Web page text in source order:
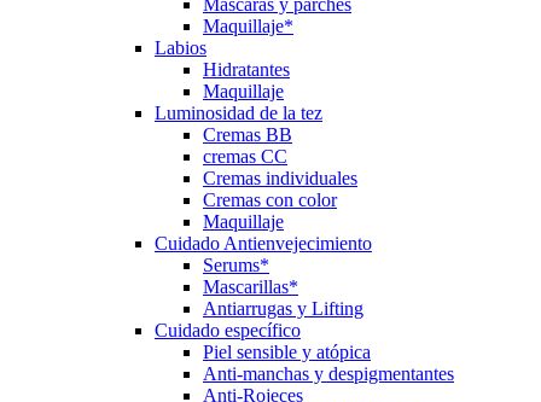
Máscaras y parches
Maquillaje*
Labios
Hidratantes
Maquillaje
Luminosidad de la tez
Cremas BB
cremas CC
Cremas individuales
Cremas con color
Maquillaje
Cuidado Antienvejecimiento
Serums*
Mascarillas*
Antiarrugas y Lifting
Cuidado específico
Piel sensible y atópica
Anti-manchas y despigmentantes
Anti-Rojeces